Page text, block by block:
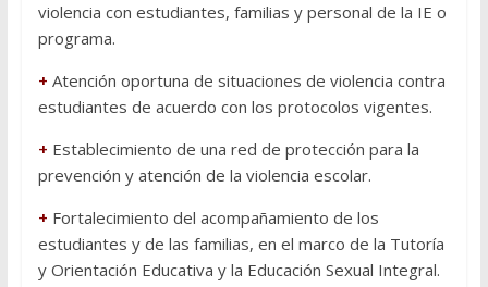
violencia con estudiantes, familias y personal de la IE o
programa.
+ Atención oportuna de situaciones de violencia contra
estudiantes de acuerdo con los protocolos vigentes.
+ Establecimiento de una red de protección para la
prevención y atención de la violencia escolar.
+ Fortalecimiento del acompañamiento de los
estudiantes y de las familias, en el marco de la Tutoría
y Orientación Educativa y la Educación Sexual Integral.